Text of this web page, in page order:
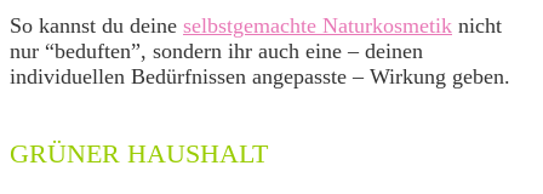
So kannst du deine selbstgemachte Naturkosmetik nicht
nur “beduften”, sondern ihr auch eine – deinen
individuellen Bedürfnissen angepasste – Wirkung geben.
GRÜNER HAUSHALT